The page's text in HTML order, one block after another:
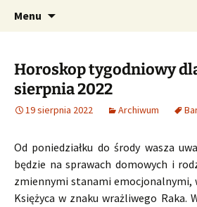
CzaroMarowy
dzienny,
tygodniowy
Profesjonalne
Menu
Horoskop tygodniowy
sierpnia 2022
19 sierpnia 2022 Archiwum
Od poniedziałku do środy wasza
będzie na sprawach domowych i
zmiennymi stanami emocjonalnymi,
Księżyca w znaku wrażliwego Raka.